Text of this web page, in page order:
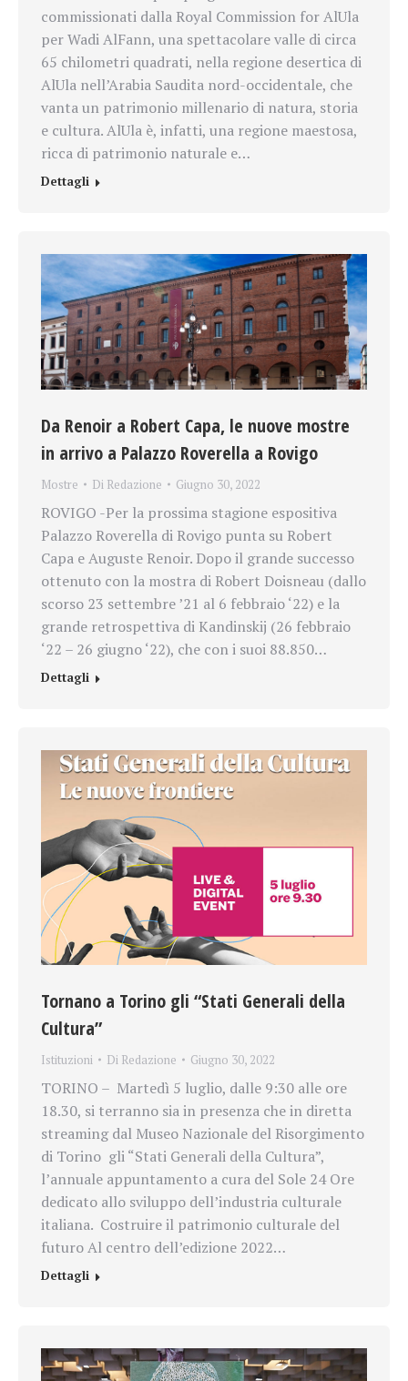
commissionati dalla Royal Commission for AlUla
per Wadi AlFann, una spettacolare valle di circa
65 chilometri quadrati, nella regione desertica di
AlUla nell’Arabia Saudita nord-occidentale, che
vanta un patrimonio millenario di natura, storia
e cultura. AlUla è, infatti, una regione maestosa,
ricca di patrimonio naturale e…
Dettagli
Da Renoir a Robert Capa, le nuove mostre
in arrivo a Palazzo Roverella a Rovigo
Mostre Di Redazione Giugno 30, 2022
ROVIGO -Per la prossima stagione espositiva
Palazzo Roverella di Rovigo punta su Robert
Capa e Auguste Renoir. Dopo il grande successo
ottenuto con la mostra di Robert Doisneau (dallo
scorso 23 settembre ’21 al 6 febbraio ‘22) e la
grande retrospettiva di Kandinskij (26 febbraio
‘22 – 26 giugno ‘22), che con i suoi 88.850…
Dettagli
Tornano a Torino gli “Stati Generali della
Cultura”
Istituzioni Di Redazione Giugno 30, 2022
TORINO – Martedì 5 luglio, dalle 9:30 alle ore
18.30, si terranno sia in presenza che in diretta
streaming dal Museo Nazionale del Risorgimento
di Torino gli “Stati Generali della Cultura”,
l’annuale appuntamento a cura del Sole 24 Ore
dedicato allo sviluppo dell’industria culturale
italiana. Costruire il patrimonio culturale del
futuro Al centro dell’edizione 2022…
Dettagli